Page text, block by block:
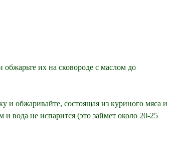
их на сковороде с маслом до
и обжаривайте, состоящая из куриного мяса и
и вода не испарится (это займет около 20-25